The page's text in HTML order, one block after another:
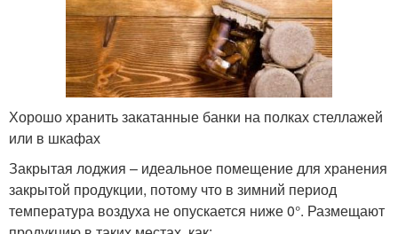
Хорошо хранить закатанные банки на полках стеллажей
или в шкафах
Закрытая лоджия – идеальное помещение для хранения
закрытой продукции, потому что в зимний период
температура воздуха не опускается ниже 0°. Размещают